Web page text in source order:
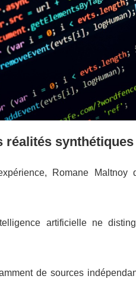
réalités synthétiques
Romane
artificielle ne
de sources